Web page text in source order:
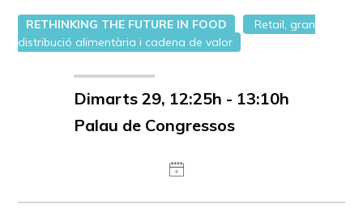
RETHINKING THE FUTURE IN FOOD
Retail, gran
distribució alimentària i cadena de valor
Dimarts 29, 12:25h - 13:10h
Palau de Congressos